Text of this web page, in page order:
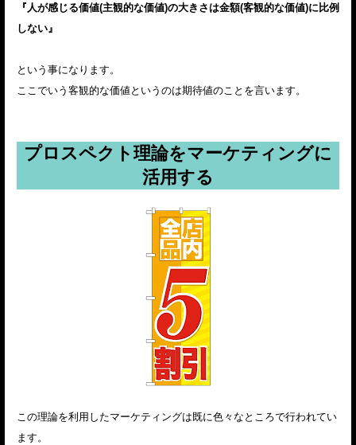
『人が感じる価値(主観的な価値)の大きさは金額(客観的な価値)に比例
しない』
という事になります。
ここでいう客観的な価値というのは期待値のことを言います。
プロスペクト理論をマーケティングに
活用する
この理論を利用したマーケティングは既に色々なところで行われてい
ます。